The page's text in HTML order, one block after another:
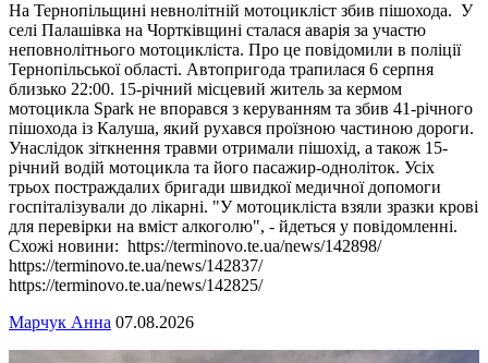
На Тернопільщині невнолітній мотоцикліст збив пішохода. У
селі Палашівка на Чортківщині сталася аварія за участю
неповнолітнього мотоцикліста. Про це повідомили в поліції
Тернопільської області. Автопригода трапилася 6 серпня
близько 22:00. 15-річний місцевий житель за кермом
мотоцикла Spark не впорався з керуванням та збив 41-річного
пішохода із Калуша, який рухався проїзною частиною дороги.
Унаслідок зіткнення травми отримали пішохід, а також 15-
річний водій мотоцикла та його пасажир-одноліток. Усіх
трьох постраждалих бригади швидкої медичної допомоги
госпіталізували до лікарні. "У мотоцикліста взяли зразки крові
для перевірки на вміст алкоголю", - йдеться у повідомленні.
Схожі новини: https://terminovo.te.ua/news/142898/
https://terminovo.te.ua/news/142837/
https://terminovo.te.ua/news/142825/
Марчук Анна 07.08.2026